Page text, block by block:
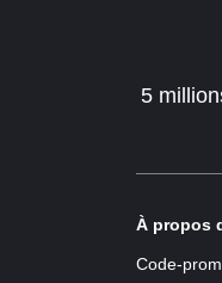
5
À propos
Code-